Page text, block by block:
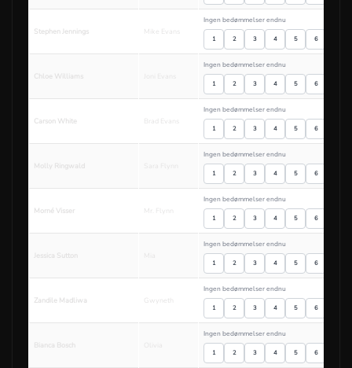
Stephen Jennings Mike Evans
Ingen bedømmelser endnu
1 2 3 4 5 6
Chloe Williams
Ingen bedømmelser endnu
1 2 3 4 5 6
Carson White Brad Evans
Ingen bedømmelser endnu
1 2 3 4 5 6
Molly Ringwald
Ingen bedømmelser endnu
1 2 3 4 5 6
Morné Visser Mr. Flynn
Ingen bedømmelser endnu
1 2 3 4 5 6
Jessica Sutton
Ingen bedømmelser endnu
1 2 3 4 5 6
Zandile Madliwa Gwyneth
Ingen bedømmelser endnu
1 2 3 4 5 6
Bianca Bosch
Ingen bedømmelser endnu
1 2 3 4 5 6